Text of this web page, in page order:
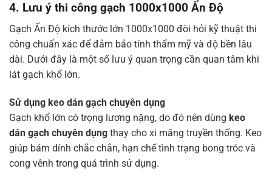
4. Lưu ý thi công gạch 1000x1000 Ấn Độ
Gạch Ấn Độ kích thước lớn 1000x1000 đòi hỏi kỹ thuật thi
công chuẩn xác để đảm bảo tính thẩm mỹ và độ bền lâu
dài. Dưới đây là một số lưu ý quan trọng cần quan tâm khi
lát gạch khổ lớn.
Sử dụng keo dán gạch chuyên dụng
Gạch khổ lớn có trọng lượng nặng, do đó nên dùng keo
dán gạch chuyên dụng thay cho xi măng truyền thống. Keo
giúp bám dính chắc chắn, hạn chế tình trạng bong tróc và
cong vênh trong quá trình sử dụng.